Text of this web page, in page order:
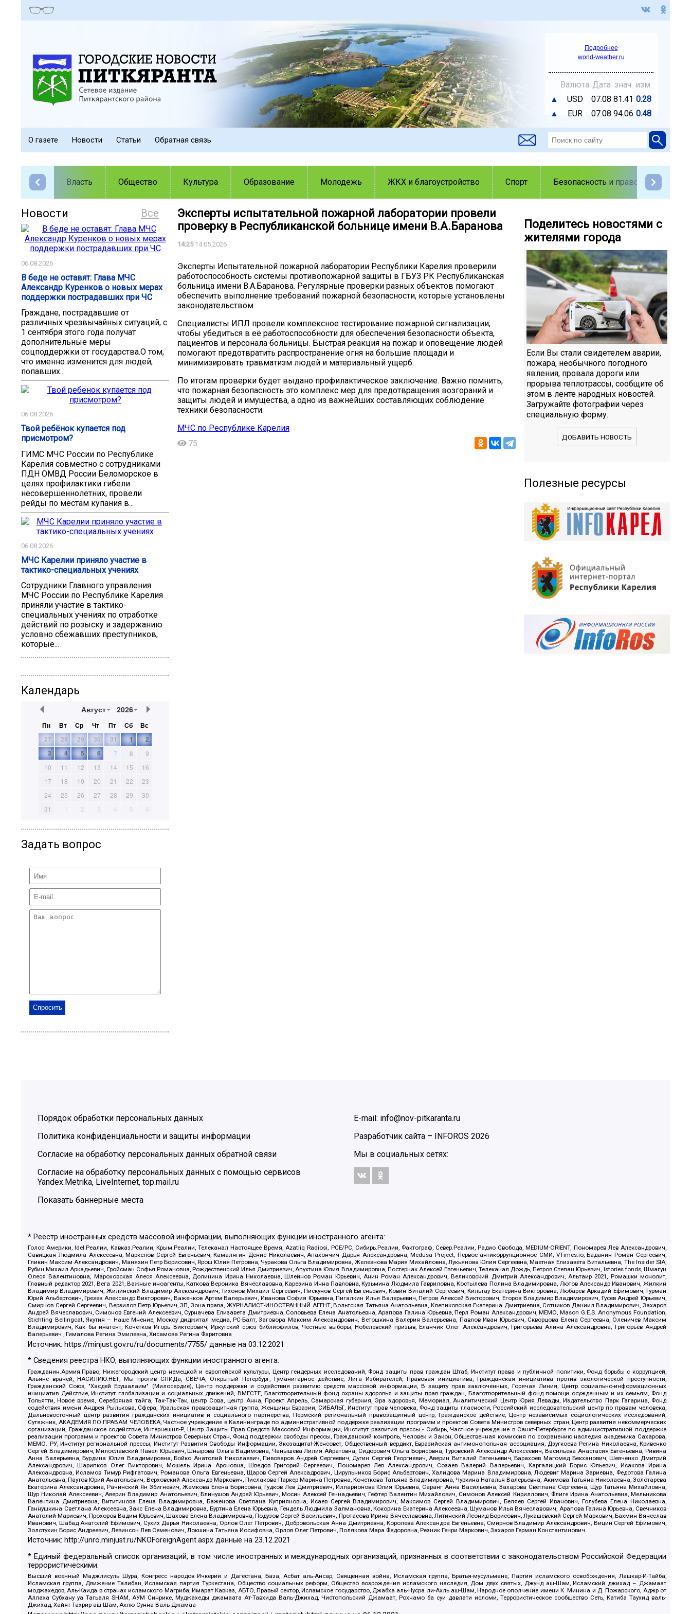
Подробнее
world-weather.ru
Валюта Дата знач. изм.
▲
USD 07.08 81.41 0.28
▲
EUR 07.08 94.06 0.48
О газете Новости Статьи Обратная связь
Власть Общество Культура Образование Молодежь ЖКХ и благоустройство Спорт Безопасность и правопорядок
Все
Новости
06.08.2026
В беде не оставят: Глава МЧС
Александр Куренков о новых мерах
поддержки пострадавших при ЧС
Граждане, пострадавшие от
различных чрезвычайных ситуаций, с
1 сентября этого года получат
дополнительные меры
соцподдержки от государства.О том,
что именно изменится для людей,
попавших...
06.08.2026
Твой ребёнок купается под
присмотром?
ГИМС МЧС России по Республике
Карелия совместно с сотрудниками
ПДН ОМВД России Беломорское в
целях профилактики гибели
несовершеннолетних, провели
рейды по местам купания в...
06.08.2026
МЧС Карелии приняло участие в
тактико-специальных учениях
Сотрудники Главного управления
МЧС России по Республике Карелия
приняли участие в тактико-
специальных учениях по отработке
действий по розыску и задержанию
условно сбежавших преступников,
которые...
Календарь
Август 2026
Пн Вт Ср Чт Пт Сб
Вс
27
28 29 30 31 1
2
3
4 5 6 7 8
9
10
11 12 13 14 15
16
17
18 19 20 21 22
23
24
25 26 27 28 29
30
31
1 2 3 4 5 6
Задать вопрос
Эксперты испытательной пожарной лаборатории провели
проверку в Республиканской больнице имени В.А.Баранова
14:2514.05.2026
Эксперты Испытательной пожарной лаборатории Республики Карелия проверили
работоспособность системы противопожарной защиты в ГБУЗ РК Республиканская
больница имени В.А.Баранова. Регулярные проверки разных объектов помогают
обеспечить выполнение требований пожарной безопасности, которые установлены
законодательством.
Специалисты ИПЛ провели комплексное тестирование пожарной сигнализации,
чтобы убедиться в её работоспособности для обеспечения безопасности объекта,
пациентов и персонала больницы. Быстрая реакция на пожар и оповещение людей
помогают предотвратить распространение огня на большие площади и
минимизировать травматизм людей и материальный ущерб.
По итогам проверки будет выдано профилактическое заключение. Важно помнить,
что пожарная безопасность это комплекс мер для предотвращения возгораний и
защиты людей и имущества, а одно из важнейших составляющих соблюдение
техники безопасности.
МЧС по Республике Карелия
75
Поделитесь новостями с
жителями города
Если Вы стали свидетелем аварии,
пожара, необычного погодного
явления, провала дороги или
прорыва теплотрассы, сообщите об
этом в ленте народных новостей.
Загружайте фотографии через
специальную форму.
ДОБАВИТЬ НОВОСТЬ
Полезные ресурсы
Порядок обработки персональных данных
Политика конфиденциальности и защиты информации
Согласие на обработку персональных данных обратной связи
Согласие на обработку персональных данных с помощью сервисов
Yandex.Metrika, LiveInternet, top.mail.ru
Показать баннерные места
E-mail: info@nov-pitkaranta.ru
Разработчик сайта – INFOROS 2026
Мы в социальных сетях:
* Реестр иностранных средств массовой информации, выполняющих функции иностранного агента:
Голос Америки, Idel.Реалии, Кавказ.Реалии, Крым.Реалии, Телеканал Настоящее Время, Azatliq Radiosi, PCE/PC, Сибирь.Реалии, Фактограф, Север.Реалии, Радио Свобода, MEDIUM-ORIENT, Пономарев Лев Александрович,
Савицкая Людмила Алексеевна, Маркелов Сергей Евгеньевич, Камалягин Денис Николаевич, Апахончич Дарья Александровна, Medusa Project, Первое антикоррупционное СМИ, VTimes.io, Баданин Роман Сергеевич,
Гликин Максим Александрович, Маняхин Петр Борисович, Ярош Юлия Петровна, Чуракова Ольга Владимировна, Железнова Мария Михайловна, Лукьянова Юлия Сергеевна, Маетная Елизавета Витальевна, The Insider SIA,
Рубин Михаил Аркадьевич, Гройсман Софья Романовна, Рождественский Илья Дмитриевич, Апухтина Юлия Владимировна, Постернак Алексей Евгеньевич, Телеканал Дождь, Петров Степан Юрьевич, Istories fonds, Шмагун
Олеся Валентиновна, Мароховская Алеся Алексеевна, Долинина Ирина Николаевна, Шлейнов Роман Юрьевич, Анин Роман Александрович, Великовский Дмитрий Александрович, Альтаир 2021, Ромашки монолит,
Главный редактор 2021, Вега 2021, Важные иноагенты, Каткова Вероника Вячеславовна, Карезина Инна Павловна, Кузьмина Людмила Гавриловна, Костылева Полина Владимировна, Лютов Александр Иванович, Жилкин
Владимир Владимирович, Жилинский Владимир Александрович, Тихонов Михаил Сергеевич, Пискунов Сергей Евгеньевич, Ковин Виталий Сергеевич, Кильтау Екатерина Викторовна, Любарев Аркадий Ефимович, Гурман
Юрий Альбертович, Грезев Александр Викторович, Важенков Артем Валерьевич, Иванова София Юрьевна, Пигалкин Илья Валерьевич, Петров Алексей Викторович, Егоров Владимир Владимирович, Гусев Андрей Юрьевич,
Смирнов Сергей Сергеевич, Верзилов Петр Юрьевич, ЗП, Зона права, ЖУРНАЛИСТ-ИНОСТРАННЫЙ АГЕНТ, Вольтская Татьяна Анатольевна, Клепиковская Екатерина Дмитриевна, Сотников Даниил Владимирович, Захаров
Андрей Вячеславович, Симонов Евгений Алексеевич, Сурначева Елизавета Дмитриевна, Соловьева Елена Анатольевна, Арапова Галина Юрьевна, Перл Роман Александрович, МЕМО, Mason G.E.S. Anonymous Foundation,
Stichting Bellingcat, Якутия – Наше Мнение, Москоу диджитал медиа, РС-Балт, Заговора Максим Александрович, Ветошкина Валерия Валерьевна, Павлов Иван Юрьевич, Скворцова Елена Сергеевна, Оленичев Максим
Владимирович, Как бы инагент, Кочетков Игорь Викторович, Иркутский союз библиофилов, Честные выборы, Нобелевский призыв, Еланчик Олег Александрович, Григорьева Алина Александровна, Григорьев Андрей
Валерьевич , Гималова Регина Эмилевна, Хисамова Регина Фаритовна
Источник: https://minjust.gov.ru/ru/documents/7755/ данные на03.12.2021
* Сведения реестра НКО, выполняющих функции иностранного агента:
Гражданин.Армия.Право, Нижегородский центр немецкой и европейской культуры, Центр гендерных исследований, Фонд защиты прав граждан Штаб, Институт права и публичной политики, Фонд борьбы с коррупцией,
Альянс врачей, НАСИЛИЮ.НЕТ, Мы против СПИДа, СВЕЧА, Открытый Петербург, Гуманитарное действие, Лига Избирателей, Правовая инициатива, Гражданская инициатива против экологической преступности,
Гражданский Союз, "Хасдей Ерушалаим" (Милосердие), Центр поддержки и содействия развитию средств массовой информации, В защиту прав заключенных, Горячая Линия, Центр социально-информационных
инициатив Действие, Институт глобализации и социальных движений, ВМЕСТЕ, Благотворительный фонд охраны здоровья и защиты прав граждан, Благотворительный фонд помощи осужденным и их семьям, Фонд
Тольятти, Новое время, Серебряная тайга, Так-Так-Так, центр Сова, центр Анна, Проект Апрель, Самарская губерния, Эра здоровья, Мемориал, Аналитический Центр Юрия Левады, Издательство Парк Гагарина, Фонд
содействия имени Андрея Рылькова, Сфера, Уральская правозащитная группа, Женщины Евразии, СИБАЛЬТ, Институт прав человека, Фонд защиты гласности, Российский исследовательский центр по правам человека,
Дальневосточный центр развития гражданских инициатив и социального партнерства, Пермский региональный правозащитный центр, Гражданское действие, Центр независимых социологических исследований,
Сутяжник, АКАДЕМИЯ ПО ПРАВАМ ЧЕЛОВЕКА, Частное учреждение в Калининграде по административной поддержке реализации программ и проектов Совета Министров северных стран, Центр развития некоммерческих
организаций, Гражданское содействие, Интернешнл-Р, Центр Защиты Прав Средств Массовой Информации, Институт развития прессы - Сибирь, Частное учреждение в Санкт-Петербурге по административной поддержке
реализации программ и проектов Совета Министров Северных Стран, Фонд поддержки свободы прессы, Гражданский контроль, Человек и Закон, Общественная комиссия по сохранению наследия академика Сахарова,
МЕМО. РУ, Институт региональной прессы, Институт Развития Свободы Информации, Экозащита!-Женсовет, Общественный вердикт, Евразийская антимонопольная ассоциация, Дзугкоева Регина Николаевна, Кривенко
Сергей Владимирович, Милославский Павел Юрьевич, Шнырова Ольга Вадимовна, Чанышева Лилия Айратовна, Сидорович Ольга Борисовна, Туровский Александр Алексеевич, Васильева Анастасия Евгеньевна, Ривина
Анна Валерьевна, Бурдина Юлия Владимировна, Бойко Анатолий Николаевич, Пивоваров Андрей Сергеевич, Дугин Сергей Георгиевич, Аверин Виталий Евгеньевич, Барахоев Магомед Бекханович, Шевченко Дмитрий
Александрович, Шарипков Олег Викторович, Мошель Ирина Ароновна, Шведов Григорий Сергеевич, Пономарев Лев Александрович, Созаев Валерий Валерьевич, Каргалицкий Борис Юльевич, Исакова Ирина
Александровна, Исламов Тимур Рифгатович, Романова Ольга Евгеньевна, Щаров Сергей Алексадрович, Цирульников Борис Альбертович, Халидова Марина Владимировна, Людевиг Марина Зариевна, Федотова Галина
Анатольевна, Паутов Юрий Анатольевич, Верховский Александр Маркович, Пислакова-Паркер Марина Петровна, Кочеткова Татьяна Владимировна, Чуркина Наталья Валерьевна, Акимова Татьяна Николаевна, Золотарева
Екатерина Александровна, Рачинский Ян Збигневич, Жемкова Елена Борисовна, Гудков Лев Дмитриевич, Илларионова Юлия Юрьевна, Саранг Анна Васильевна, Захарова Светлана Сергеевна, Щур Татьяна Михайловна,
Щур Николай Алексеевич, Аверин Владимир Анатольевич, Блинушов Андрей Юрьевич, Мосин Алексей Геннадьевич, Гефтер Валентин Михайлович, Симонов Алексей Кириллович, Флиге Ирина Анатольевна, Мельникова
Валентина Дмитриевна, Вититинова Елена Владимировна, Баженова Светлана Куприяновна, Исаев Сергей Владимирович, Максимов Сергей Владимирович, Беляев Сергей Иванович, Голубева Елена Николаевна,
Ганнушкина Светлана Алексеевна, Закс Елена Владимировна, Буртина Елена Юрьевна, Гендель Людмила Залмановна, Кокорина Екатерина Алексеевна, Шуманов Илья Вячеславович, Арапова Галина Юрьевна, Свечников
Анатолий Мариевич, Прохоров Вадим Юрьевич, Шахова Елена Владимировна, Подузов Сергей Васильевич, Протасова Ирина Вячеславовна, Литинский Леонид Борисович, Лукашевский Сергей Маркович, Бахмин Вячеслав
Иванович, Шабад Анатолий Ефимович, Сухих Дарья Николаевна, Орлов Олег Петрович, Добровольская Анна Дмитриевна, Королева Александра Евгеньевна, Смирнов Владимир Александрович, Вицин Сергей Ефимович,
Золотухин Борис Андреевич, Левинсон Лев Семенович, Локшина Татьяна Иосифовна, Орлов Олег Петрович, Полякова Мара Федоровна, Резник Генри Маркович, Захаров Герман Константинович
Источник: http://unro.minjust.ru/NKOForeignAgent.aspx данные на23.12.2021
* Единый федеральный список организаций, в том числе иностранных и международных организаций, признанных в соответствии с законодательством Российской Федерации
террористическими:
Высший военный Маджлисуль Шура, Конгресс народов Ичкерии и Дагестана, База, Асбат аль-Ансар, Священная война, Исламская группа, Братья-мусульмане, Партия исламского освобождения, Лашкар-И-Тайба,
Исламская группа, Движение Талибан, Исламская партия Туркестана, Общество социальных реформ, Общество возрождения исламского наследия, Дом двух святых, Джунд аш-Шам, Исламский джихад – Джамаат
моджахедов, Аль-Каида в странах исламского Магриба, Имарат Кавказ, АБТО, Правый сектор, Исламское государство, Джабха аль-Нусра ли-Ахль аш-Шам, Народное ополчение имени К. Минина и Д. Пожарского, Аджр от
Аллаха Субхану уа Тагьаля SHAM, АУМ Синрике, Муджахеды джамаата Ат-Тавхида Валь-Джихад, Чистопольский Джамаат, Рохнамо ба суи давлати исломи, Террористическое сообщество Сеть, Катиба Таухид валь-
Джихад, Хайят Тахрир аш-Шам, Ахлю Сунна Валь Джамаа